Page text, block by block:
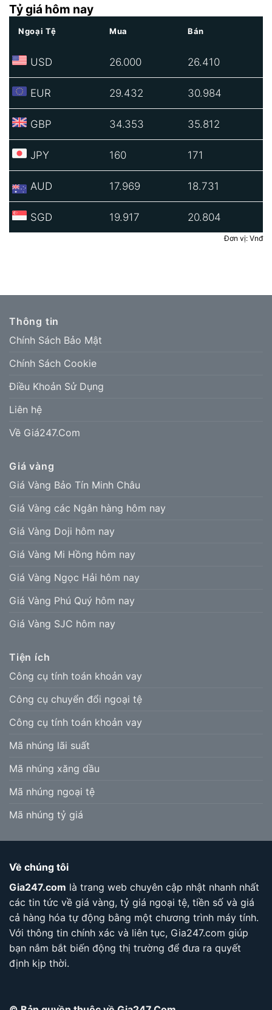
Tỷ giá hôm nay
Ngoại Tệ Mua Bán
USD 26.000 26.410
EUR 29.432 30.984
GBP 34.353 35.812
JPY 160 171
AUD 17.969 18.731
SGD 19.917 20.804
Đơn vị: Vnđ
Thông tin
Chính Sách Bảo Mật
Chính Sách Cookie
Điều Khoản Sử Dụng
Liên hệ
Về Giá247.Com
Giá vàng
Giá Vàng Bảo Tín Minh Châu
Giá Vàng các Ngân hàng hôm nay
Giá Vàng Doji hôm nay
Giá Vàng Mi Hồng hôm nay
Giá Vàng Ngọc Hải hôm nay
Giá Vàng Phú Quý hôm nay
Giá Vàng SJC hôm nay
Tiện ích
Công cụ tính toán khoản vay
Công cụ chuyển đổi ngoại tệ
Công cụ tính toán khoản vay
Mã nhúng lãi suất
Mã nhúng xăng dầu
Mã nhúng ngoại tệ
Mã nhúng tỷ giá
Về chúng tôi
Gia247.com là trang web chuyên cập nhật nhanh nhất
các tin tức về giá vàng, tỷ giá ngoại tệ, tiền số và giá
cả hàng hóa tự động bằng một chương trình máy tính.
Với thông tin chính xác và liên tục, Gia247.com giúp
bạn nắm bắt biến động thị trường để đưa ra quyết
định kịp thời.